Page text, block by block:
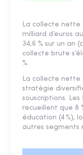
La collecte nette
milliard d’euros
34,6 % sur un an
collecte brute
%.
La collecte nette
stratégie
souscriptions.
recueillent que 8
éducation (4 %),
autres segments